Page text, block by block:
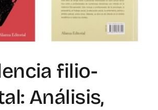
filio-
Análisis,